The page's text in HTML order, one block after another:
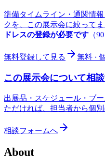
準備タイムライン・通関情
クを、この展示会に絞ってま
ドレスの登録が必要です （
無料登録して見る 無料 ·
この展示会について相
出展品・スケジュール・ブ
ただければ、担当者から個別
相談フォームへ
About